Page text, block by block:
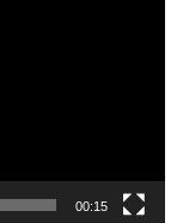
00:15